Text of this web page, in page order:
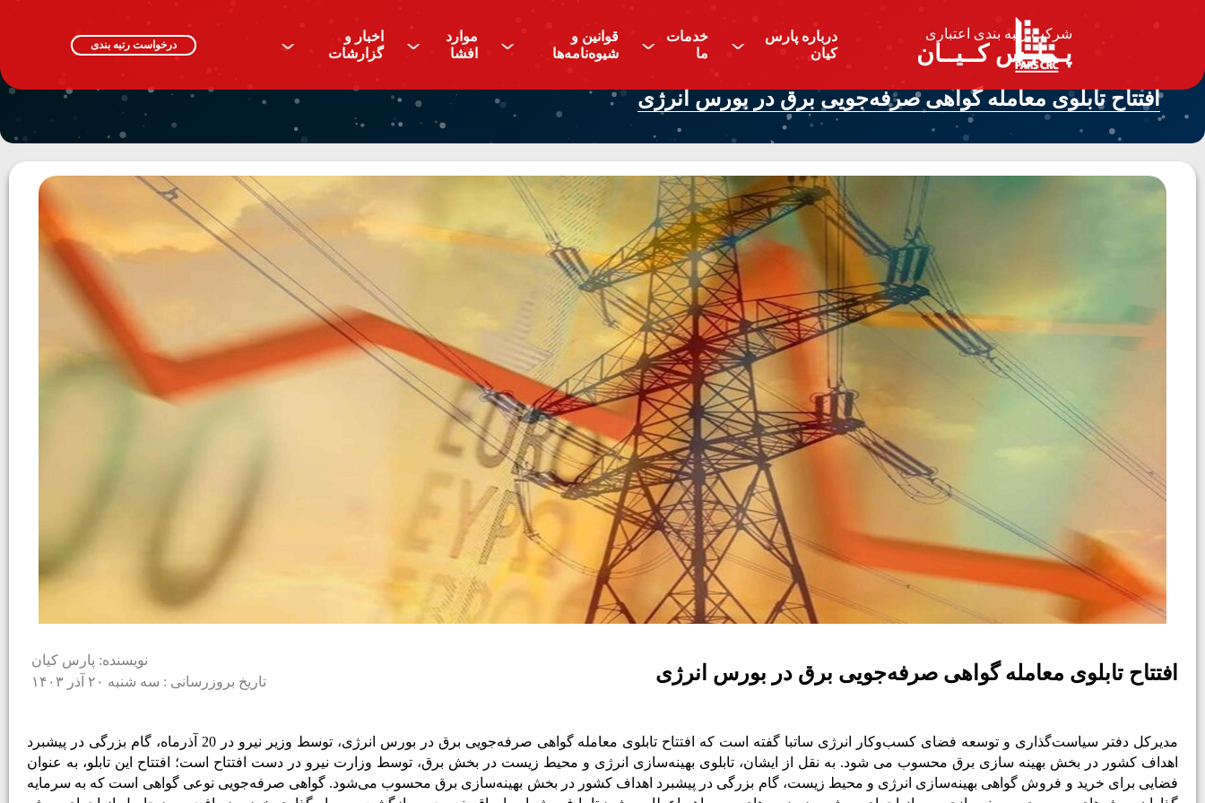
شرکت رتبه بندی اعتباری
پـــارس کــیــان
درباره پارس
کیان
^
خدمات
ما
^
قوانین و
شیوه‌نامه‌ها
^
موارد
افشا
^
اخبار و
گزارشات
^ درخواست رتبه بندی
افتتاح تابلوی معامله گواهی صرفه­‌جویی برق در بورس انرژی
افتتاح تابلوی معامله گواهی صرفه­‌جویی برق در بورس انرژی
نویسنده: پارس کیان
تاریخ بروزرسانی : سه شنبه ۲۰ آذر ۱۴۰۳
مدیرکل دفتر سیاست‌گذاری و توسعه فضای کسب‌وکار انرژی ساتبا گفته است که افتتاح تابلوی معامله گواهی صرفه­‌جویی برق در بورس انرژی، توسط وزیر نیرو در 20 آذرماه، گام بزرگی در پیشبرد
اهداف کشور در بخش بهینه سازی برق محسوب می شود. به نقل از ایشان، تابلوی بهینه‌سازی انرژی و محیط زیست در بخش برق، توسط وزارت نیرو در دست افتتاح است؛ افتتاح این تابلو، به عنوان
فضایی برای خرید و فروش گواهی بهینه‌سازی انرژی و محیط زیست، گام بزرگی در پیشبرد اهداف کشور در بخش بهینه‌سازی برق محسوب می‌شود. گواهی صرفه­‌جویی نوعی گواهی است که به سرمایه­‌